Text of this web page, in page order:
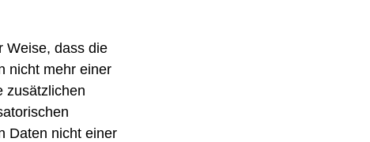
Weise, dass die
nicht mehr einer
zusätzlichen
Daten nicht einer